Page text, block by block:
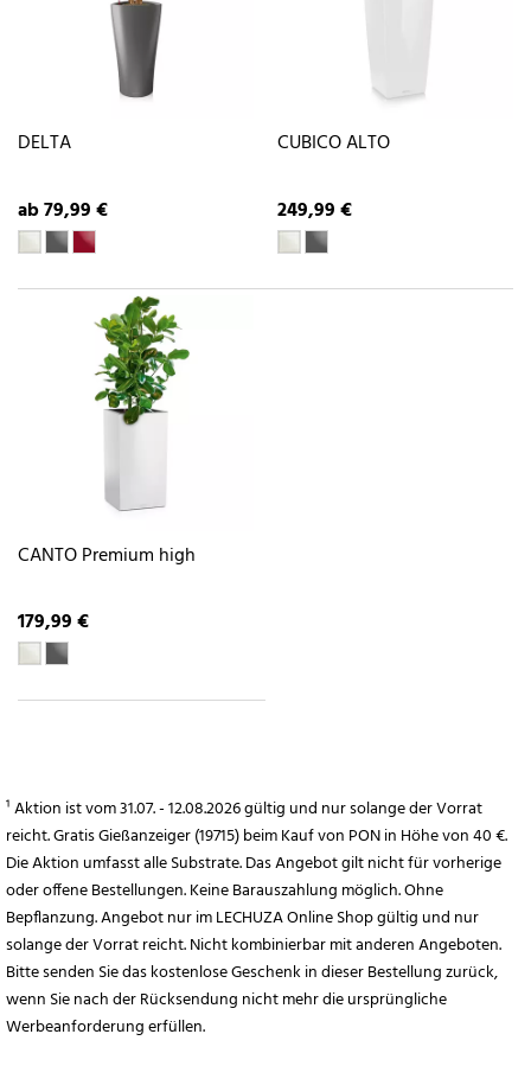
DELTA
ab 79,99 €
CUBICO ALTO
249,99 €
CANTO Premium high
179,99 €
¹ Aktion ist vom 31.07. - 12.08.2026 gültig und nur solange der Vorrat
reicht. Gratis Gießanzeiger (19715) beim Kauf von PON in Höhe von 40 €.
Die Aktion umfasst alle Substrate. Das Angebot gilt nicht für vorherige
oder offene Bestellungen. Keine Barauszahlung möglich. Ohne
Bepflanzung. Angebot nur im LECHUZA Online Shop gültig und nur
solange der Vorrat reicht. Nicht kombinierbar mit anderen Angeboten.
Bitte senden Sie das kostenlose Geschenk in dieser Bestellung zurück,
wenn Sie nach der Rücksendung nicht mehr die ursprüngliche
Werbeanforderung erfüllen.